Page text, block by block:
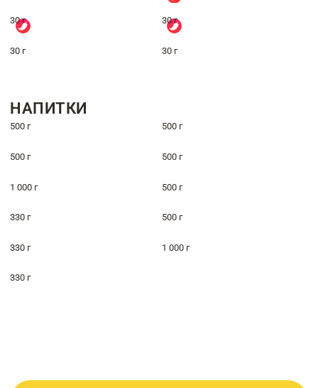
30 г 30 г
30 г 30 г
НАПИТКИ
500 г 500 г
500 г 500 г
1 000 г 500 г
330 г 500 г
330 г 1 000 г
330 г